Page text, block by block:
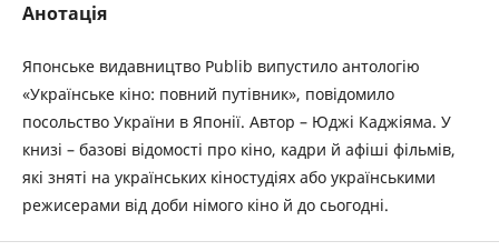
Анотація
Японське видавництво Publib випустило антологію
«Українське кіно: повний путівник», повідомило
посольство України в Японії. Автор – Юджі Каджіяма. У
книзі – базові відомості про кіно, кадри й афіші фільмів,
які зняті на українських кіностудіях або українськими
режисерами від доби німого кіно й до сьогодні.